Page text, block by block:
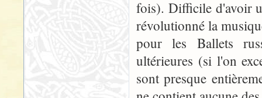
fois). Difficile d'avoir
révolutionné la
pour les Ballets
ultérieures (si l'on
sont presque